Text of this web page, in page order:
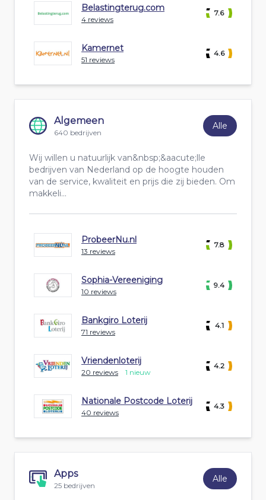
Belastingterug.com
4 reviews
7.6
Kamernet
51 reviews
4.6
Algemeen
640 bedrijven
Alle
Wij willen u natuurlijk van&nbsp;&aacute;lle
bedrijven van Nederland op de hoogte houden
van de service, kwaliteit en prijs die zij bieden. Om
makkeli...
ProbeerNu.nl
13 reviews
7.8
Sophia-Vereeniging
10 reviews
9.4
Bankgiro Loterij
71 reviews
4.1
Vriendenloterij
20 reviews 1 nieuw
4.2
Nationale Postcode Loterij
40 reviews
4.3
Apps
25 bedrijven
Alle